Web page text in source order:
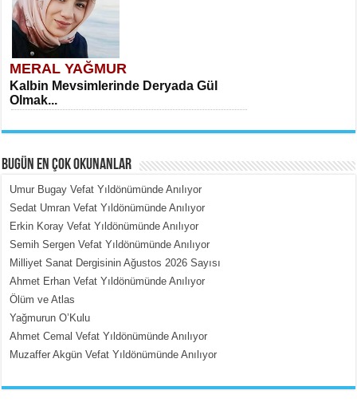
MERAL YAĞMUR
Kalbin Mevsimlerinde Deryada Gül
Olmak...
MEHMET ÇOBAN
İçerdeki Put Dışardaki Maskeler...
BUGÜN EN ÇOK OKUNANLAR
Umur Bugay Vefat Yıldönümünde Anılıyor
Sedat Umran Vefat Yıldönümünde Anılıyor
Erkin Koray Vefat Yıldönümünde Anılıyor
Semih Sergen Vefat Yıldönümünde Anılıyor
Milliyet Sanat Dergisinin Ağustos 2026 Sayısı
Ahmet Erhan Vefat Yıldönümünde Anılıyor
Ölüm ve Atlas
Yağmurun O’Kulu
Ahmet Cemal Vefat Yıldönümünde Anılıyor
Muzaffer Akgün Vefat Yıldönümünde Anılıyor